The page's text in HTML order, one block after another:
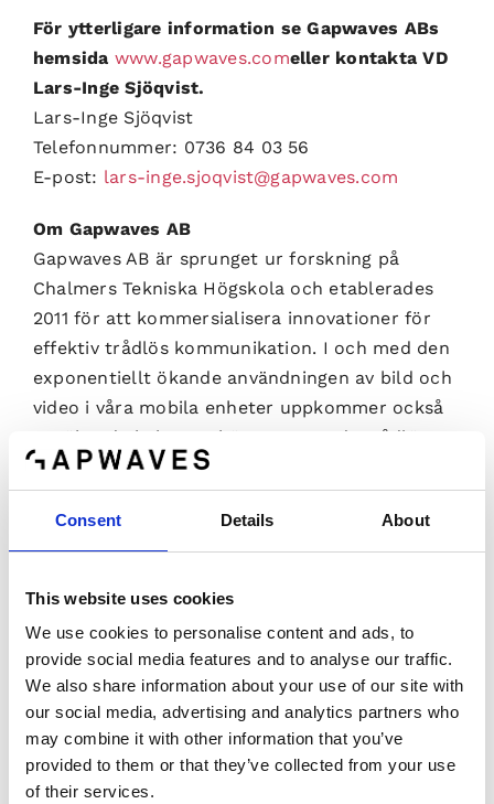
Consent Details About
This website uses cookies
We use cookies to personalise content and ads, to
provide social media features and to analyse our traffic.
We also share information about your use of our site with
our social media, advertising and analytics partners who
may combine it with other information that you’ve
provided to them or that they’ve collected from your use
of their services.
För ytterligare information se Gapwaves ABs
hemsida www.gapwaves.comeller kontakta VD
Lars-Inge Sjöqvist.
Lars-Inge Sjöqvist
Telefonnummer: 0736 84 03 56
E-post: lars-inge.sjoqvist@gapwaves.com
Om Gapwaves AB
Gapwaves AB är sprunget ur forskning på
Chalmers Tekniska Högskola och etablerades
2011 för att kommersialisera innovationer för
effektiv trådlös kommunikation. I och med den
exponentiellt ökande användningen av bild och
video i våra mobila enheter uppkommer också
ett ökande behov av högpresterande trådlösa
system. Till dessa system utvecklar Gapwaves
AB vågledar- och antennprodukter baserade på
den patenterade GAP-vågledarteknologin.
Bolagets marknader är bland annat radiolänkar
Gapwaves aktie (GAPW B) är föremål för handel
på Nasdaq First North Stockholm med G&W
Fondkommission som Certified Adviser.